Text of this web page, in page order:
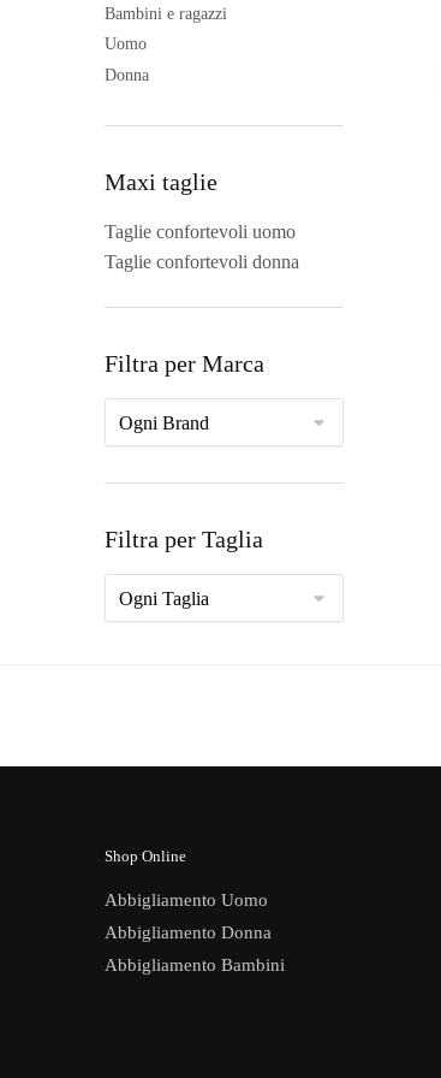
Bambini e ragazzi
Uomo
Donna
Maxi taglie
Taglie confortevoli uomo
Taglie confortevoli donna
Filtra per Marca
Filtra per Taglia
Shop Online
Abbigliamento Uomo
Abbigliamento Donna
Abbigliamento Bambini